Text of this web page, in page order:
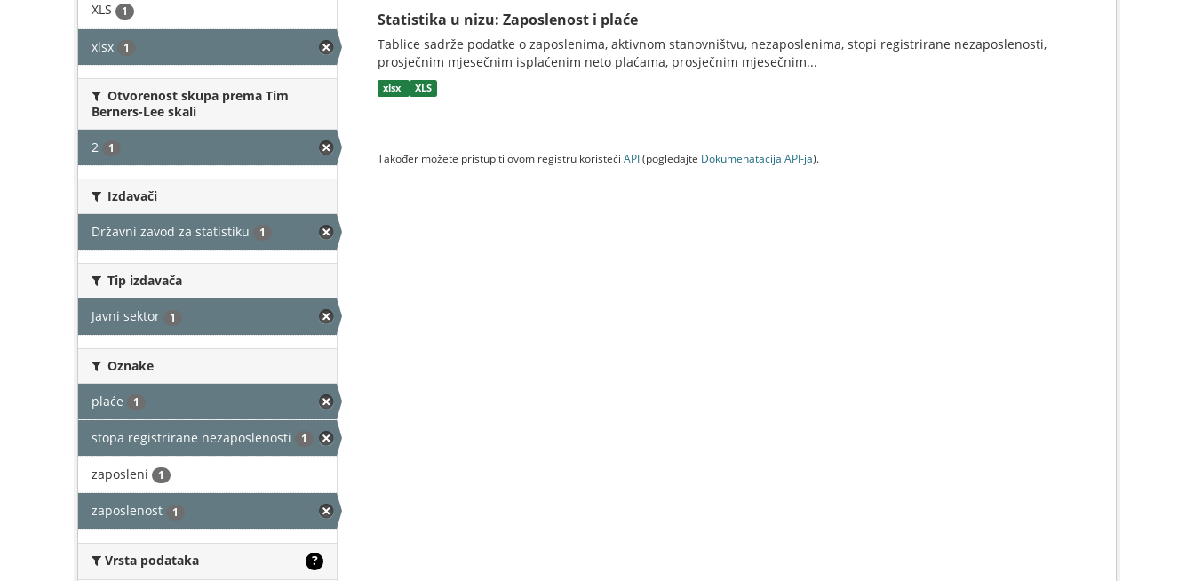
XLS 1
xlsx 1
Otvorenost skupa prema Tim
Berners-Lee skali
2 1
Izdavači
Državni zavod za statistiku 1
Tip izdavača
Javni sektor 1
Oznake
plaće 1
stopa registrirane nezaposlenosti 1
zaposleni 1
zaposlenost 1
Vrsta podataka ?
Statistika u nizu: Zaposlenost i plaće
Tablice sadrže podatke o zaposlenima, aktivnom stanovništvu, nezaposlenima, stopi registrirane nezaposlenosti,
prosječnim mjesečnim isplaćenim neto plaćama, prosječnim mjesečnim...
xlsx XLS
Također možete pristupiti ovom registru koristeći API(pogledajte Dokumenаtаcijа API-jа).